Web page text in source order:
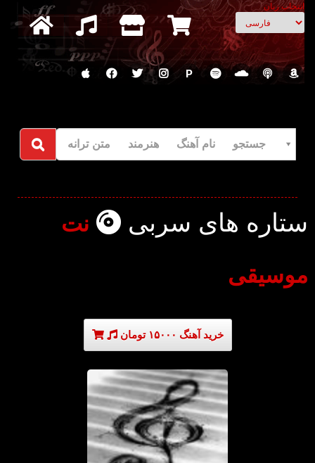
انتخاب زبان
P
جستجو نام آهنگ هنرمند متن ترانه
ستاره های سربی نت
موسیقی
خرید آهنگ ۱۵۰۰۰ تومان